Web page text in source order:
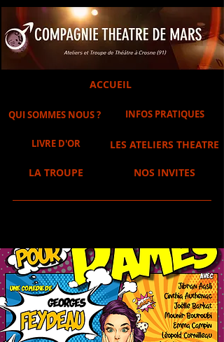
ACCUEIL
QUI SOMMES NOUS ? INFOS PRATIQUES
LIVRE D'OR LES ATELIERS THEATRE
LA TROUPE NOS INVITES